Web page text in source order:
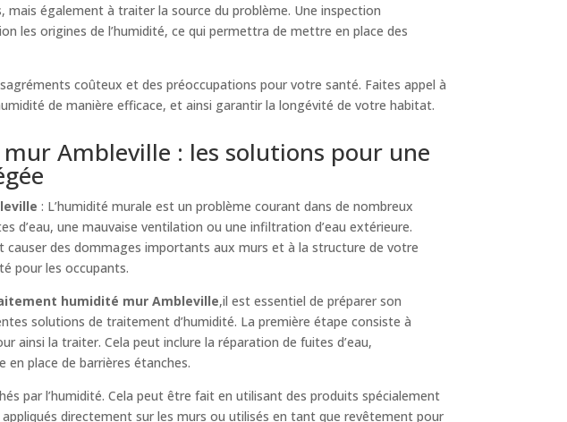
également à traiter la source du problème. Une inspection
les origines de l’humidité, ce qui permettra de mettre en place des
coûteux et des préoccupations pour votre santé. Faites appel à
de manière efficace, et ainsi garantir la longévité de votre habitat.
Ambleville : les solutions pour une
: L’humidité murale est un problème courant dans de nombreux
d’eau, une mauvaise ventilation ou une infiltration d’eau extérieure.
causer des dommages importants aux murs et à la structure de votre
pour les occupants.
humidité mur Ambleville,il est essentiel de préparer son
solutions de traitement d’humidité. La première étape consiste à
ainsi la traiter. Cela peut inclure la réparation de fuites d’eau,
en place de barrières étanches.
par l’humidité. Cela peut être fait en utilisant des produits spécialement
directement sur les murs ou utilisés en tant que revêtement pour